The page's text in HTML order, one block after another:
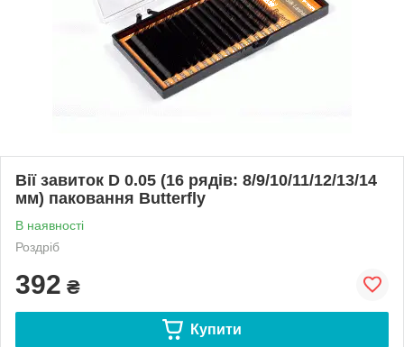
Вії завиток D 0.05 (16 рядів: 8/9/10/11/12/13/14
мм) паковання Butterfly
В наявності
Роздріб
392 ₴
Купити